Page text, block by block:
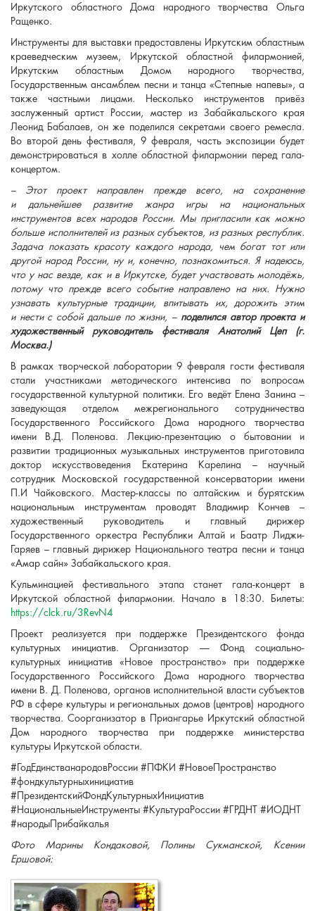
Иркутского областного Дома народного творчества Ольга
Ращенко.
Инструменты для выставки предоставлены Иркутским областным
краеведческим музеем, Иркутской областной филармонией,
Иркутским областным Домом народного творчества,
Государственным ансамблем песни и танца «Степные напевы», а
также частными лицами. Несколько инструментов привёз
заслуженный артист России, мастер из Забайкальского края
Леонид Бабалаев, он же поделился секретами своего ремесла.
Во второй день фестиваля, 9 февраля, часть экспозиции будет
демонстрироваться в холле областной филармонии перед гала-
концертом.
– Этот проект направлен прежде всего, на сохранение
и дальнейшее развитие жанра игры на национальных
инструментов всех народов России. Мы пригласили как можно
больше исполнителей из разных субъектов, из разных республик.
Задача показать красоту каждого народа, чем богат тот или
другой народ России, ну и, конечно, познакомиться. Я надеюсь,
что у нас везде, как и в Иркутске, будет участвовать молодёжь,
потому что прежде всего событие направлено на них. Нужно
узнавать культурные традиции, впитывать их, дорожить этим
и нести с собой дальше по жизни, – поделился автор проекта и
художественный руководитель фестиваля Анатолий Цеп (г.
Москва.)
В рамках творческой лаборатории 9 февраля гости фестиваля
стали участниками методического интенсива по вопросам
государственной культурной политики. Его ведёт Елена Занина –
заведующая отделом межрегионального сотрудничества
Государственного Российского Дома народного творчества
имени В.Д. Поленова. Лекцию-презентацию о бытовании и
развитии традиционных музыкальных инструментов приготовила
доктор искусствоведения Екатерина Карелина – научный
сотрудник Московской государственной консерватории имени
П.И Чайковского. Мастер-классы по алтайским и бурятским
национальным инструментам проводят Владимир Кончев –
художественный руководитель и главный дирижер
Государственного оркестра Республики Алтай и Баатр Лиджи-
Гаряев – главный дирижер Национального театра песни и танца
«Амар сайн» Забайкальского края.
Кульминацией фестивального этапа станет гала-концерт в
Иркутской областной филармонии. Начало в 18:30. Билеты:
https://clck.ru/3RevN4
Проект реализуется при поддержке Президентского фонда
культурных инициатив. Организатор — Фонд социально-
культурных инициатив «Новое пространство» при поддержке
Государственного Российского Дома народного творчества
имени В. Д. Поленова, органов исполнительной власти субъектов
РФ в сфере культуры и региональных домов (центров) народного
творчества. Соорганизатор в Приангарье Иркутский областной
Дом народного творчества при поддержке министерства
культуры Иркутской области.
#ГодЕдинстванародовРоссии #ПФКИ #НовоеПространство
#фондкультурныхинициатив
#ПрезидентскийФондКультурныхИнициатив
#НациональныеИнструменты #КультураРоссии #ГРДНТ #ИОДНТ
#народыПрибайкалья
Фото Марины Кондаковой, Полины Сукманской, Ксении
Ершовой: